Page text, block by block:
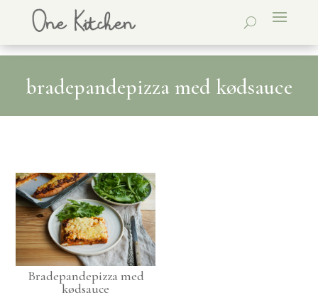
bradepandepizza med kødsauce
Bradepandepizza med
kødsauce